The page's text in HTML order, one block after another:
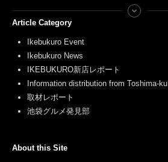
Article Category
Ikebukuro Event
Ikebukuro News
IKEBUKURO新店レポート
Information distribution from Toshima-ku
取材レポート
池袋グルメ発見部
About this Site